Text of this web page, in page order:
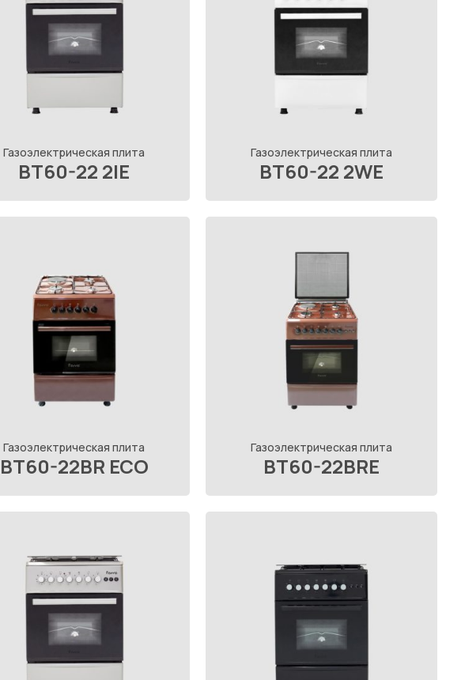
Газоэлектрическая плита
BT60-22 2IE
Газоэлектрическая плита
BT60-22 2WE
Газоэлектрическая плита
BT60-22BR ECO
Газоэлектрическая плита
BT60-22BRE